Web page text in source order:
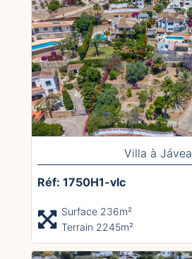
Villa à Jávea
Réf: 1750H1-vlc
Surface 236m²
Terrain 2245m²